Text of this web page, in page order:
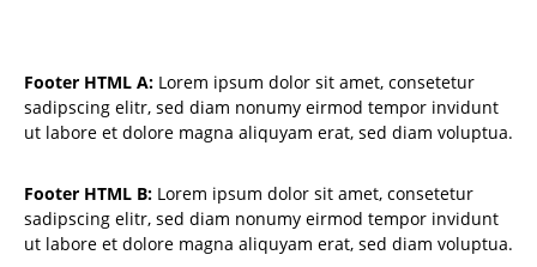
Footer HTML A: Lorem ipsum dolor sit amet, consetetur
sadipscing elitr, sed diam nonumy eirmod tempor invidunt
ut labore et dolore magna aliquyam erat, sed diam voluptua.
Footer HTML B: Lorem ipsum dolor sit amet, consetetur
sadipscing elitr, sed diam nonumy eirmod tempor invidunt
ut labore et dolore magna aliquyam erat, sed diam voluptua.